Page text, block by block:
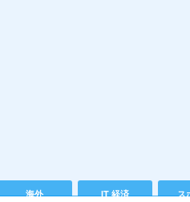
海外 IT 経済 ス